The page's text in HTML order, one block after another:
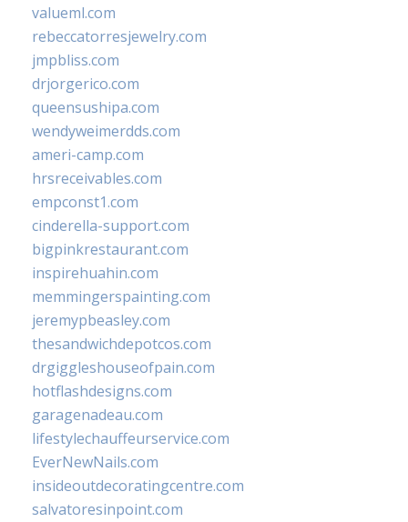
valueml.com
rebeccatorresjewelry.com
jmpbliss.com
drjorgerico.com
queensushipa.com
wendyweimerdds.com
ameri-camp.com
hrsreceivables.com
empconst1.com
cinderella-support.com
bigpinkrestaurant.com
inspirehuahin.com
memmingerspainting.com
jeremypbeasley.com
thesandwichdepotcos.com
drgiggleshouseofpain.com
hotflashdesigns.com
garagenadeau.com
lifestylechauffeurservice.com
EverNewNails.com
insideoutdecoratingcentre.com
salvatoresinpoint.com